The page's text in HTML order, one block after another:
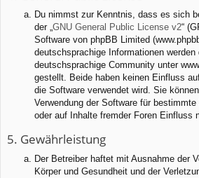
Du nimmst zur Kenntnis, dass es sich
der „ GNU General Public License v2“
Software von phpBB Limited
deutschsprachige Informationen werden
deutschsprachige Community unter
gestellt. Beide haben keinen Einfluss
die Software verwendet wird. Sie
Verwendung der Software für
oder auf Inhalte fremder Foren Einfluss
5. Gewährleistung
Der Betreiber haftet mit Ausnahme der
Körper und Gesundheit und der